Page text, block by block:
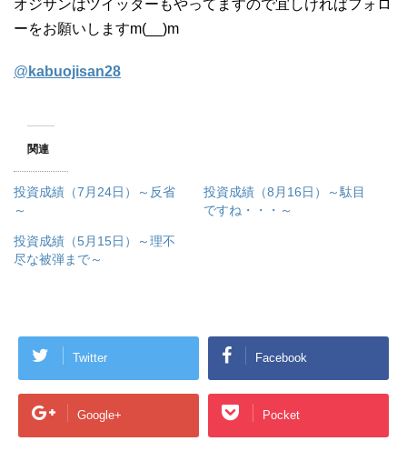
オジサンはツイッターもやってますので宜しければフォロ
ーをお願いしますm(__)m
@ kabuojisan28
関連
投資成績（7月24日）～反省
～
投資成績（8月16日）～駄目
ですね・・・～
投資成績（5月15日）～理不
尽な被弾まで～
Twitter Facebook
Google+ Pocket